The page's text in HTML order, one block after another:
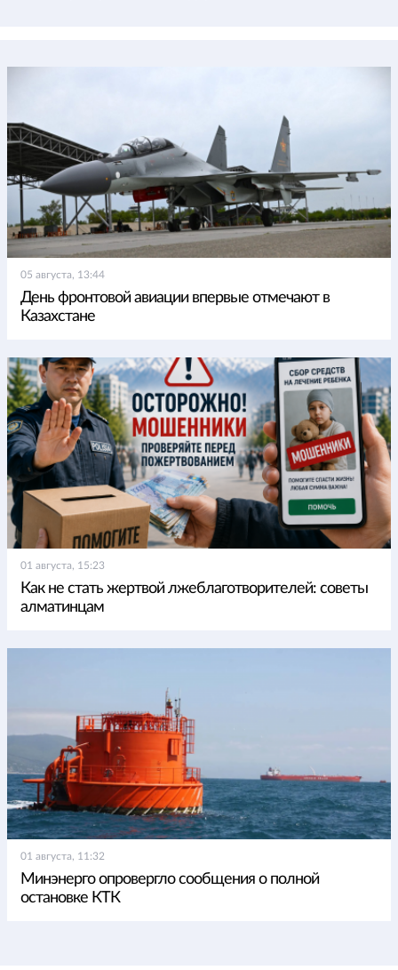
05 августа, 13:44
День фронтовой авиации впервые отмечают в
Казахстане
01 августа, 15:23
Как не стать жертвой лжеблаготворителей: советы
алматинцам
01 августа, 11:32
Минэнерго опровергло сообщения о полной
остановке КТК